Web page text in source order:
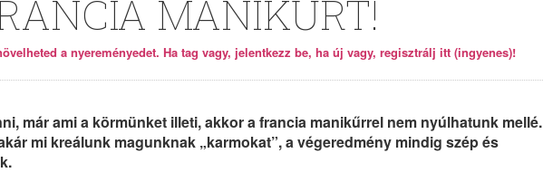
MANIKŰRT!
a nyereményedet. Ha tag vagy, jelentkezz be, ha új vagy, regisztrálj itt (ingyenes)!
már ami a körmünket illeti, akkor a francia manikűrrel nem nyúlhatunk mellé.
mi kreálunk magunknak „karmokat”, a végeredmény mindig szép és